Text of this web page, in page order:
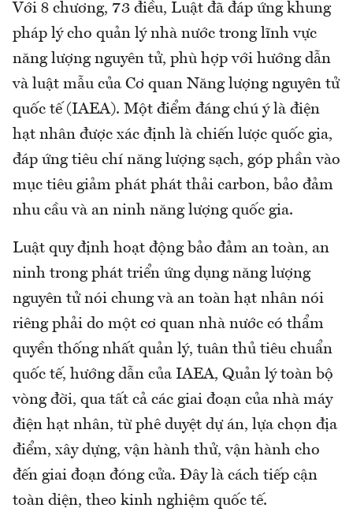
Với 8 chương, 73 điều, Luật đã đáp ứng khung
pháp lý cho quản lý nhà nước trong lĩnh vực
năng lượng nguyên tử, phù hợp với hướng dẫn
và luật mẫu của Cơ quan Năng lượng nguyên tử
quốc tế (IAEA). Một điểm đáng chú ý là điện
hạt nhân được xác định là chiến lược quốc gia,
đáp ứng tiêu chí năng lượng sạch, góp phần vào
mục tiêu giảm phát phát thải carbon, bảo đảm
nhu cầu và an ninh năng lượng quốc gia.
Luật quy định hoạt động bảo đảm an toàn, an
ninh trong phát triển ứng dụng năng lượng
nguyên tử nói chung và an toàn hạt nhân nói
riêng phải do một cơ quan nhà nước có thẩm
quyền thống nhất quản lý, tuân thủ tiêu chuẩn
quốc tế, hướng dẫn của IAEA, Quản lý toàn bộ
vòng đời, qua tất cả các giai đoạn của nhà máy
điện hạt nhân, từ phê duyệt dự án, lựa chọn địa
điểm, xây dựng, vận hành thử, vận hành cho
đến giai đoạn đóng cửa. Đây là cách tiếp cận
toàn diện, theo kinh nghiệm quốc tế.